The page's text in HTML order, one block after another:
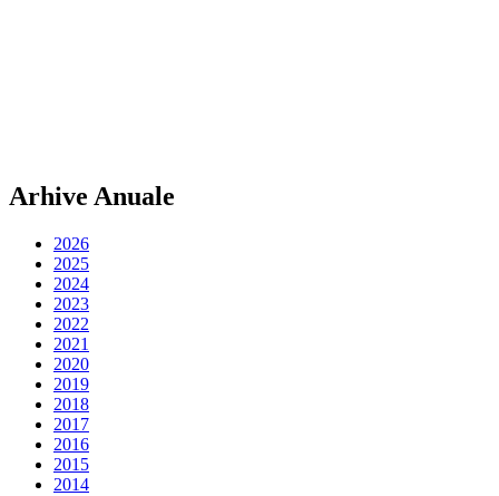
Arhive Anuale
2026
2025
2024
2023
2022
2021
2020
2019
2018
2017
2016
2015
2014